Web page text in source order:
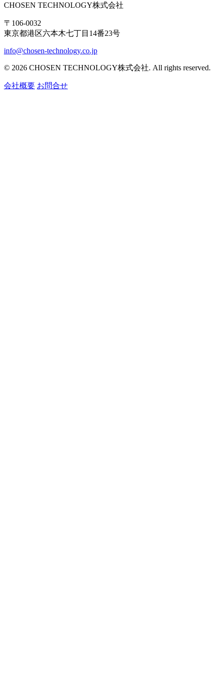
CHOSEN TECHNOLOGY株式会社
〒106-0032
東京都港区六本木七丁目14番23号
info@chosen-technology.co.jp
© 2026 CHOSEN TECHNOLOGY株式会社. All rights reserved.
会社概要 お問合せ